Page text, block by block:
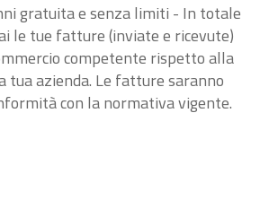
gratuita e senza limiti - In totale
le tue fatture (inviate e ricevute)
competente rispetto alla
tua azienda. Le fatture saranno
con la normativa vigente.